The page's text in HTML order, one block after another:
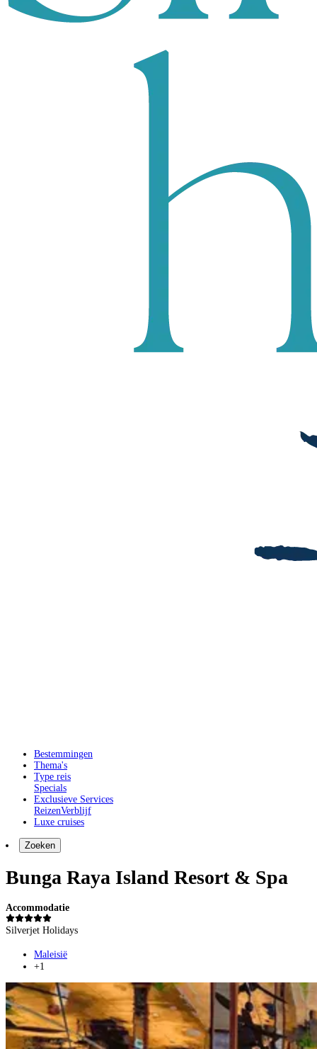
Bestemmingen
Thema's
Type reis
Specials
Exclusieve Services
ReizenVerblijf
Luxe cruises
Zoeken
Bunga Raya Island Resort & Spa
Accommodatie
Silverjet Holidays
Maleisië
+1